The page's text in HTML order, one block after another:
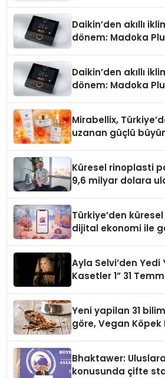
Daikin’den akıllı
dönem: Madoka
Daikin’den akıllı
dönem: Madoka
Mirabellix,
uzanan güçlü
Küresel rinoplasti
9,6 milyar dolara
Türkiye’den
dijital ekonomi ile
Ayla Selvi’den Yedi
Kasetler 1” 31
Yeni yapilan 31
göre, Vegan Köpek
Bhaktawer:
konusunda çifte